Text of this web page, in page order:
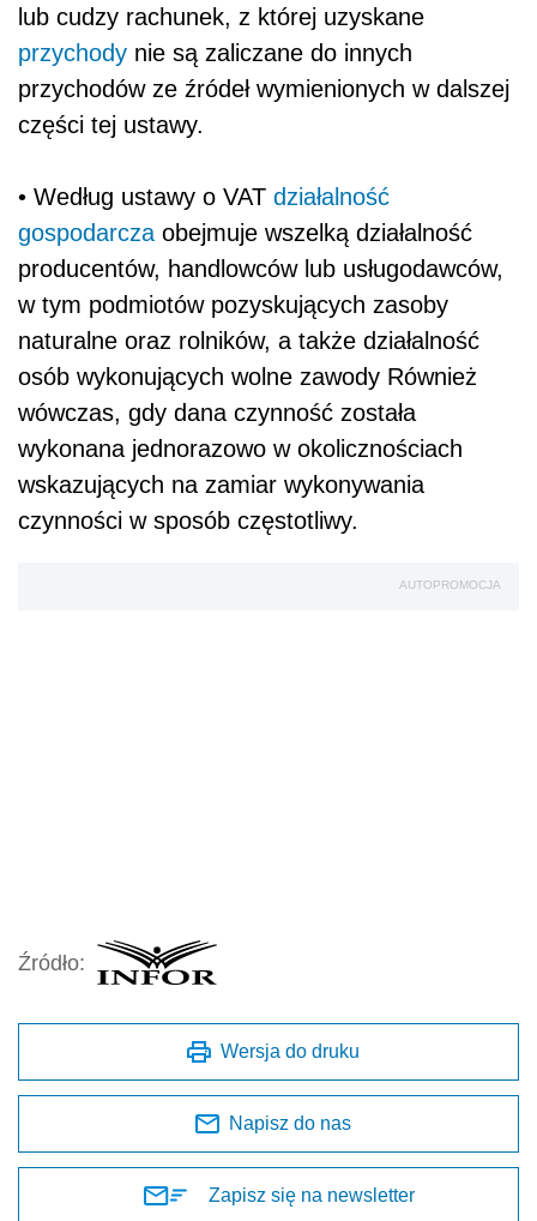
lub cudzy rachunek, z której uzyskane
przychody nie są zaliczane do innych
przychodów ze źródeł wymienionych w dalszej
części tej ustawy.
• Według ustawy o VAT działalność
gospodarcza obejmuje wszelką działalność
producentów, handlowców lub usługodawców,
w tym podmiotów pozyskujących zasoby
naturalne oraz rolników, a także działalność
osób wykonujących wolne zawody Również
wówczas, gdy dana czynność została
wykonana jednorazowo w okolicznościach
wskazujących na zamiar wykonywania
czynności w sposób częstotliwy.
AUTOPROMOCJA
Źródło:
Wersja do druku
Napisz do nas
Zapisz się na newsletter